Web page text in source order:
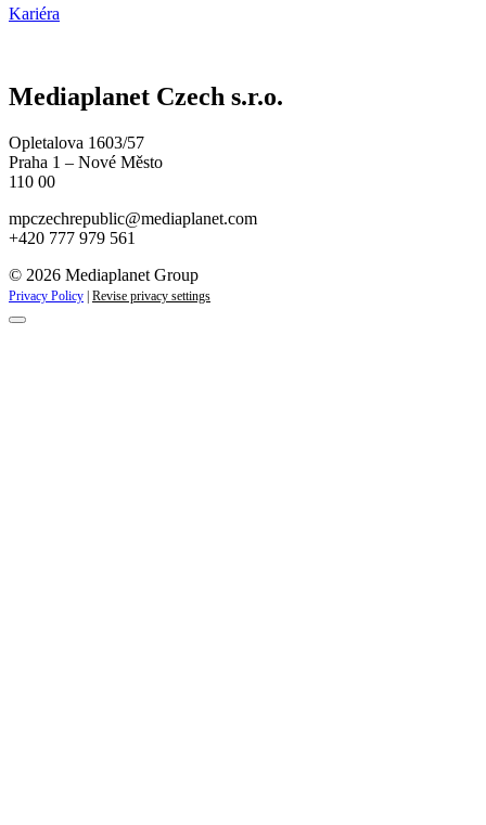
Kariéra
Mediaplanet Czech s.r.o.
Opletalova 1603/57
Praha 1 – Nové Město
110 00
mpczechrepublic@mediaplanet.com
+420 777 979 561
© 2026 Mediaplanet Group
Privacy Policy Revise privacy settings